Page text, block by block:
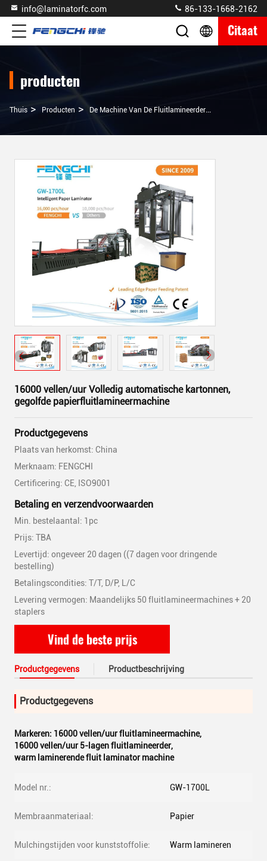
info@laminatorfc.com 86-133-1668-2162
Citaat
producten
Thuis > Producten > De Machine Van De Fluitlamineerder >
16000 vellen/uur Volledig automatische kartonnen,
gegolfde papierfluitlamineermachine
Productgegevens
Plaats van herkomst: China
Merknaam: FENGCHI
Certificering: CE, ISO9001
Betaling en verzendvoorwaarden
Min. bestelaantal: 1pc
Prijs: TBA
Levertijd: ongeveer 20 dagen ((7 dagen voor dringende
bestelling)
Betalingscondities: T/T, D/P, L/C
Levering vermogen: Maandelijks 50 fluitlamineermachines + 20
staplers
Vind de beste prijs
Productgegevens Productbeschrijving
Productgegevens
Markeren: 16000 vellen/uur fluitlamineermachine,
16000 vellen/uur 5-lagen fluitlamineerder,
warm laminerende fluit laminator machine
Model nr.: GW-1700L
Membraanmateriaal: Papier
Mulchingstijden voor kunststoffolie: Warm lamineren